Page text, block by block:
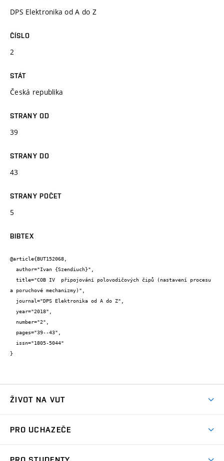
DPS Elektronika od A do Z
ČÍSLO
2
STÁT
Česká republika
STRANY OD
39
STRANY DO
43
STRANY POČET
5
BIBTEX
@article{BUT152068,
a poruchové mechanizmy)",
}
ŽIVOT NA VUT
Koleje
PRO UCHAZEČE